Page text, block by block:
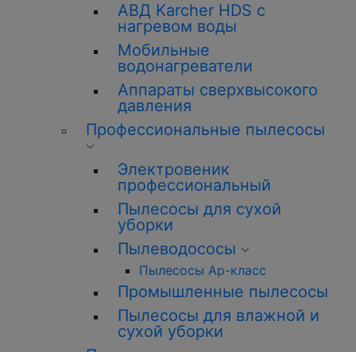
АВД Karcher HDS с
нагревом воды
Мобильные
водонагреватели
Аппараты сверхвысокого
давления
Профессиональные пылесосы
Электровеник
профессиональный
Пылесосы для сухой
уборки
Пылеводососы
Пылесосы Ар-класс
Промышленные пылесосы
Пылесосы для влажной и
сухой уборки